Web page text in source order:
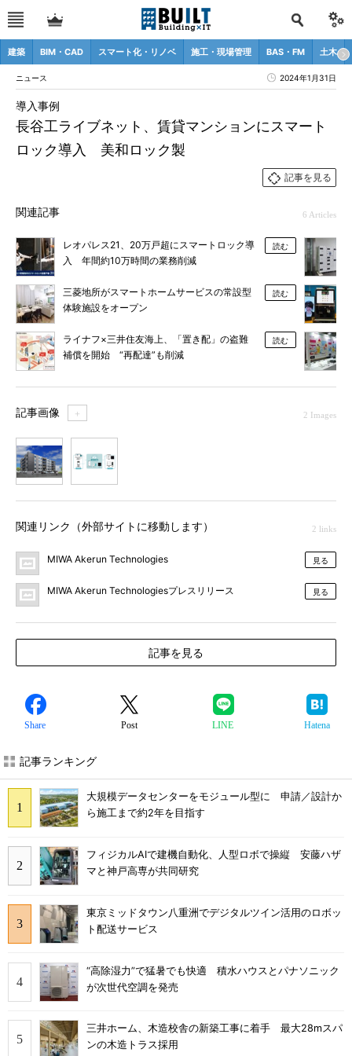
建築 BIM・CAD スマート化・リノベ 施工・現場管理 BAS・FM 土木
ニュース 2024年1月31日
長谷工ライブネット、賃貸マンションにスマート
ロック導入 美和ロック製
導入事例
記事を見る
関連記事 6 Articles
レオパレス21、20万戸超にスマートロック導
入 年間約10万時間の業務削減
読む
三菱地所がスマートホームサービスの常設型
体験施設をオープン
読む
ライナフ×三井住友海上、「置き配」の盗難
補償を開始 “再配達”も削減
読む
記事画像 ＋ 2 Images
関連リンク（外部サイトに移動します） 2 links
MIWA Akerun Technologies 見る
MIWA Akerun Technologiesプレスリリース 見る
記事を見る
Share Post LINE Hatena
記事ランキング
大規模データセンターをモジュール型に 申請／設計か
ら施工まで約2年を目指す
フィジカルAIで建機自動化、人型ロボで操縦 安藤ハザ
マと神戸高専が共同研究
東京ミッドタウン八重洲でデジタルツイン活用のロボッ
ト配送サービス
“高除湿力”で猛暑でも快適 積水ハウスとパナソニック
が次世代空調を発売
三井ホーム、木造校舎の新築工事に着手 最大28mスパ
ンの木造トラス採用